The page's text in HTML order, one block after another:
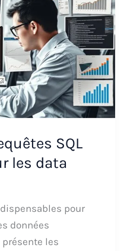
SQL
les data
pour
données
les